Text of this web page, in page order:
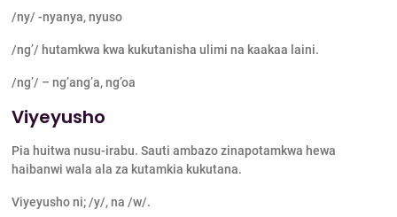
/ny/ -nyanya, nyuso
/ng’/ hutamkwa kwa kukutanisha ulimi na kaakaa laini.
/ng’/ – ng’ang’a, ng’oa
Viyeyusho
Pia huitwa nusu-irabu. Sauti ambazo zinapotamkwa hewa
haibanwi wala ala za kutamkia kukutana.
Viyeyusho ni; /y/, na /w/.